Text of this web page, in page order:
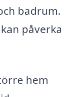
badrum.
påverka
hem